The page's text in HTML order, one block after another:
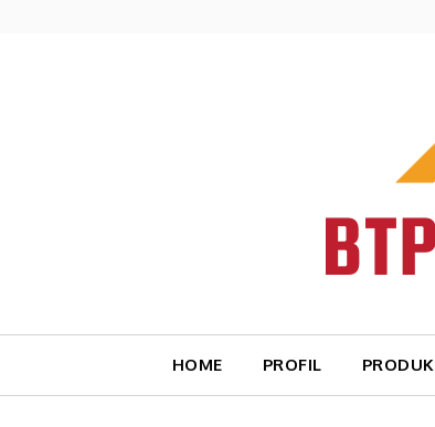
HOME PROFIL PRODUK